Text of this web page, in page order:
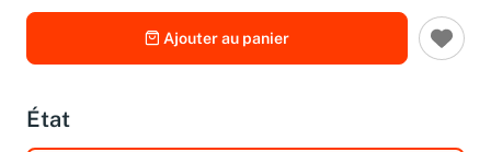
Ajouter au panier
État